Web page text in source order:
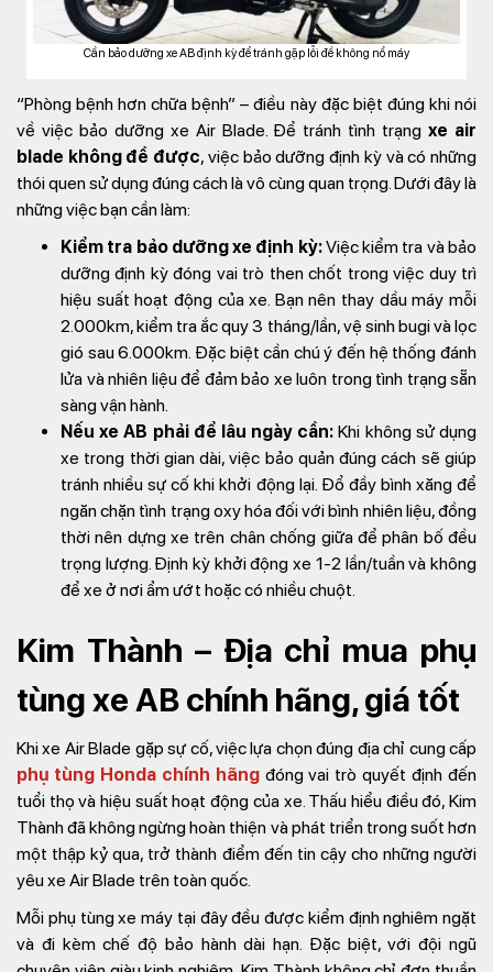
Cần bảo dưỡng xe AB định kỳ để tránh gặp lỗi đề không nổ máy
“Phòng bệnh hơn chữa bệnh” – điều này đặc biệt đúng khi nói
về việc bảo dưỡng xe Air Blade. Để tránh tình trạngxe air
blade không đề được, việc bảo dưỡng định kỳ và có những
thói quen sử dụng đúng cách là vô cùng quan trọng. Dưới đây là
những việc bạn cần làm:
Kiểm tra bảo dưỡng xe định kỳ:Việc kiểm tra và bảo
dưỡng định kỳ đóng vai trò then chốt trong việc duy trì
hiệu suất hoạt động của xe. Bạn nên thay dầu máy mỗi
2.000km, kiểm tra ắc quy 3 tháng/lần, vệ sinh bugi và lọc
gió sau 6.000km. Đặc biệt cần chú ý đến hệ thống đánh
lửa và nhiên liệu để đảm bảo xe luôn trong tình trạng sẵn
sàng vận hành.
Nếu xe AB phải để lâu ngày cần: Khi không sử dụng
xe trong thời gian dài, việc bảo quản đúng cách sẽ giúp
tránh nhiều sự cố khi khởi động lại. Đổ đầy bình xăng để
ngăn chặn tình trạng oxy hóa đối với bình nhiên liệu, đồng
thời nên dựng xe trên chân chống giữa để phân bố đều
trọng lượng. Định kỳ khởi động xe 1-2 lần/tuần và không
để xe ở nơi ẩm ướt hoặc có nhiều chuột.
Kim Thành – Địa chỉ mua phụ
tùng xe AB chính hãng, giá tốt
Khi xe Air Blade gặp sự cố, việc lựa chọn đúng địa chỉ cung cấp
phụ tùng Honda chính hãngđóng vai trò quyết định đến
tuổi thọ và hiệu suất hoạt động của xe. Thấu hiểu điều đó, Kim
Thành đã không ngừng hoàn thiện và phát triển trong suốt hơn
một thập kỷ qua, trở thành điểm đến tin cậy cho những người
yêu xe Air Blade trên toàn quốc.
Mỗi phụ tùng xe máy tại đây đều được kiểm định nghiêm ngặt
và đi kèm chế độ bảo hành dài hạn. Đặc biệt, với đội ngũ